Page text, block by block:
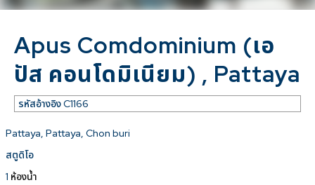
Apus Comdominium (เอ
ปัส คอนโดมิเนียม) , Pattaya
รหัสอ้างอิงC1166
Pattaya, Pattaya, Chon buri
สตูดิโอ
1 ห้องน้ำ